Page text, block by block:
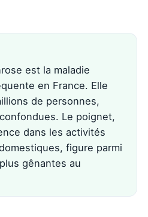
est la maladie
en France. Elle
de personnes,
Le poignet,
dans les activités
figure parmi
gênantes au